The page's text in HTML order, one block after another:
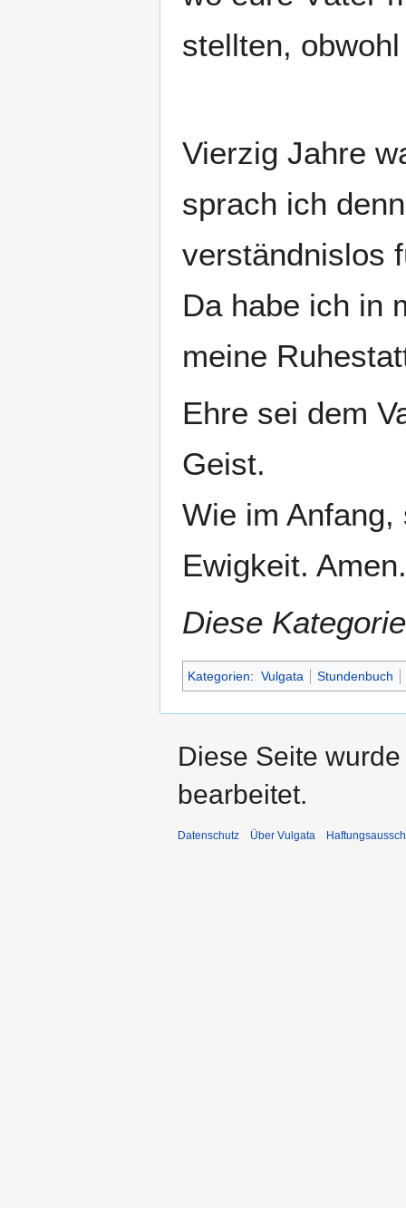
Vierzig Jahre
sprach ich
verständnislos
Da habe ich in
Ehre sei dem
Geist.
Wie im
Diese
Kategorien: Vulgata Stundenbuch
Diese Seite
bearbeitet.
Datenschutz Über Vulgata